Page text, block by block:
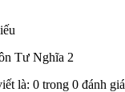
Tư Nghĩa 2
là: 0 trong 0 đánh giá